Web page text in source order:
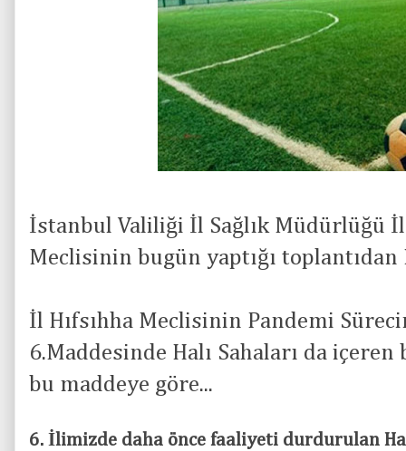
İstanbul Valiliği İl Sağlık Müdürlüğü İl
Meclisinin bugün yaptığı toplantıdan
İl Hıfsıhha Meclisinin Pandemi
6.Maddesinde Halı Sahaları da
bu maddeye göre...
6. İlimizde daha önce faaliyeti durdurulan